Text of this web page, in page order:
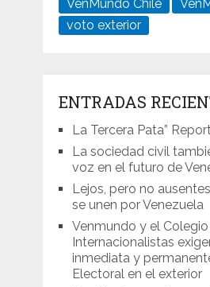
VenMundo Chile
voto exterior
ENTRADAS
La Tercera Pata”
La sociedad civil
voz en el futuro de
Lejos, pero no
se unen por Venezuela
Venmundo y el
Internacionalistas
inmediata y
Electoral en el exterior